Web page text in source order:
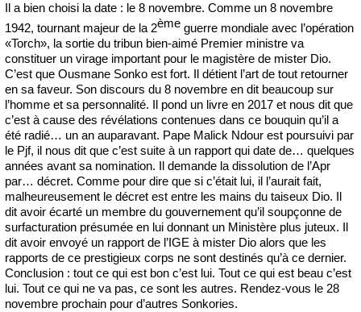
Il a bien choisi la date : le 8 novembre. Comme un 8 novembre
1942, tournant majeur de la 2ème guerre mondiale avec l’opération
«Torch», la sortie du tribun bien-aimé Premier ministre va
constituer un virage important pour le magistère de mister Dio.
C’est que Ousmane Sonko est fort. Il détient l’art de tout retourner
en sa faveur. Son discours du 8 novembre en dit beaucoup sur
l’homme et sa personnalité. Il pond un livre en 2017 et nous dit que
c’est à cause des révélations contenues dans ce bouquin qu’il a
été radié… un an auparavant. Pape Malick Ndour est poursuivi par
le Pjf, il nous dit que c’est suite à un rapport qui date de… quelques
années avant sa nomination. Il demande la dissolution de l’Apr
par… décret. Comme pour dire que si c’était lui, il l’aurait fait,
malheureusement le décret est entre les mains du taiseux Dio. Il
dit avoir écarté un membre du gouvernement qu’il soupçonne de
surfacturation présumée en lui donnant un Ministère plus juteux. Il
dit avoir envoyé un rapport de l’IGE à mister Dio alors que les
rapports de ce prestigieux corps ne sont destinés qu’à ce dernier.
Conclusion : tout ce qui est bon c’est lui. Tout ce qui est beau c’est
lui. Tout ce qui ne va pas, ce sont les autres. Rendez-vous le 28
novembre prochain pour d’autres Sonkories.